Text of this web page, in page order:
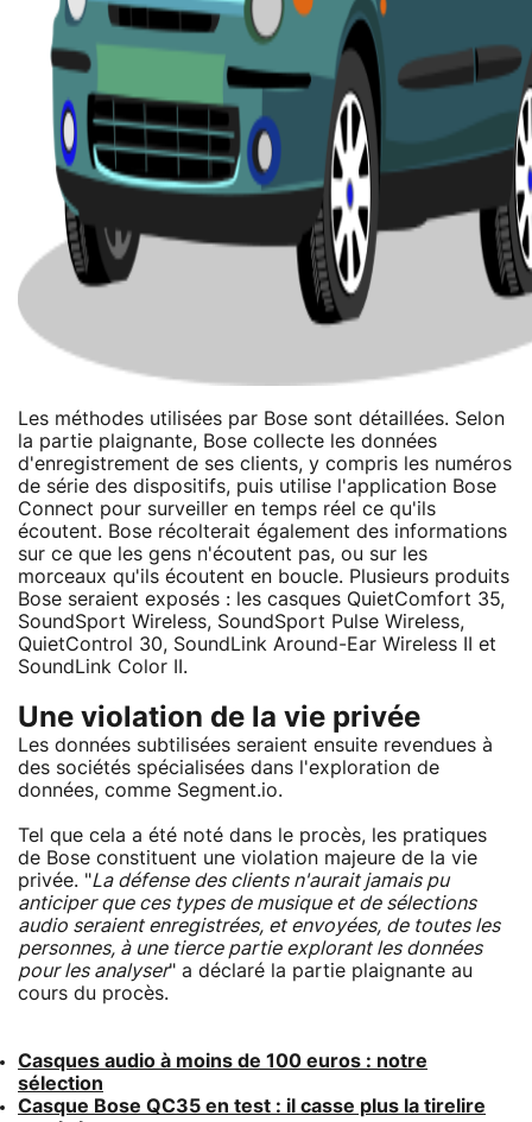
Les méthodes utilisées par Bose sont détaillées. Selon
la partie plaignante, Bose collecte les données
d'enregistrement de ses clients, y compris les numéros
de série des dispositifs, puis utilise l'application Bose
Connect pour surveiller en temps réel ce qu'ils
écoutent. Bose récolterait également des informations
sur ce que les gens n'écoutent pas, ou sur les
morceaux qu'ils écoutent en boucle. Plusieurs produits
Bose seraient exposés : les casques QuietComfort 35,
SoundSport Wireless, SoundSport Pulse Wireless,
QuietControl 30, SoundLink Around-Ear Wireless II et
SoundLink Color II.
Une violation de la vie privée
Les données subtilisées seraient ensuite revendues à
des sociétés spécialisées dans l'exploration de
données, comme Segment.io.
Tel que cela a été noté dans le procès, les pratiques
de Bose constituent une violation majeure de la vie
privée. "La défense des clients n'aurait jamais pu
anticiper que ces types de musique et de sélections
audio seraient enregistrées, et envoyées, de toutes les
personnes, à une tierce partie explorant les données
pour les analyser" a déclaré la partie plaignante au
cours du procès.
Casques audio à moins de 100 euros : notre
sélection
Casque Bose QC35 en test : il casse plus la tirelire